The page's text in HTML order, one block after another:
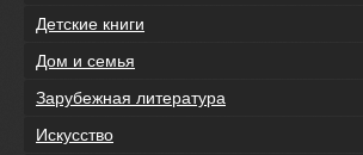
Детские книги
Дом и семья
Зарубежная литература
Искусство